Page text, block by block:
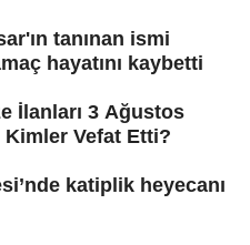
tanınan ismi
hayatını kaybetti
İlanları 3 Ağustos
Vefat Etti?
katiplik heyecanı